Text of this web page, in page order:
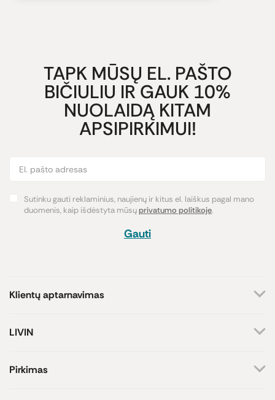
TAPK MŪSŲ EL. PAŠTO
BIČIULIU IR GAUK 10%
NUOLAIDĄ KITAM
APSIPIRKIMUI!
Sutinku gauti reklaminius, naujienų ir kitus el. laiškus pagal mano
duomenis, kaip išdėstyta mūsųprivatumo politikoje.
Gauti
Klientų aptarnavimas
Atsakome darbo dienomis
LIVIN
Kontaktai
Pirkimas